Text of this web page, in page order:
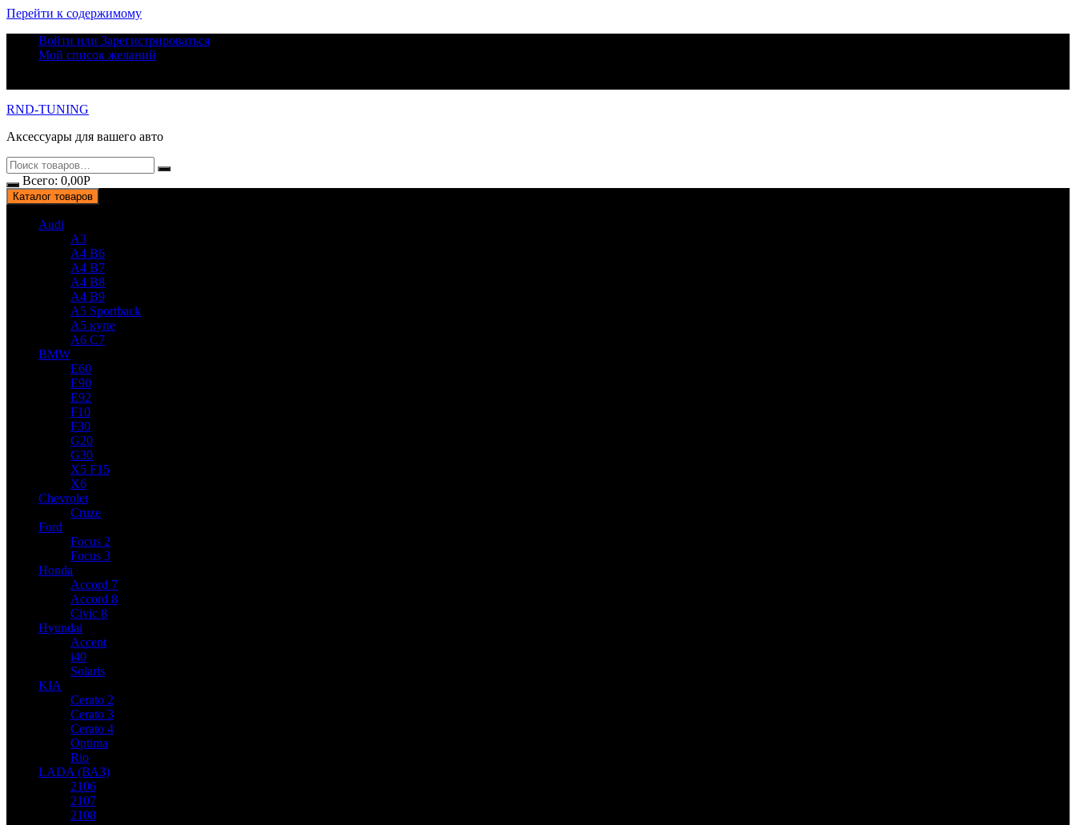
Перейти к содержимому
Войти или Зарегистрироваться
Мой список желаний
RND-TUNING
Аксессуары для вашего авто
Всего: 0,00Р
Каталог товаров
Audi
A3
A4 B6
A4 B7
A4 B8
A4 B9
A5 Sportback
A5 купе
A6 C7
BMW
E60
E90
E92
F10
F30
G20
G30
X5 F15
X6
Chevrolet
Cruze
Ford
Focus 2
Focus 3
Honda
Accord 7
Accord 8
Civic 8
Hyundai
Accent
i40
Solaris
KIA
Cerato 2
Cerato 3
Cerato 4
Optima
Rio
LADA (ВАЗ)
2106
2107
2108